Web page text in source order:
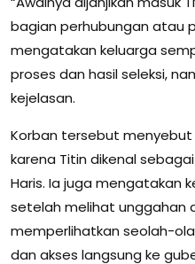
bagian perhubungan atau
mengatakan keluarga
proses dan hasil seleksi,
kejelasan.
Korban tersebut
karena Titin dikenal
Haris. Ia juga mengatakan
setelah melihat unggahan
memperlihatkan seolah-
dan akses langsung ke